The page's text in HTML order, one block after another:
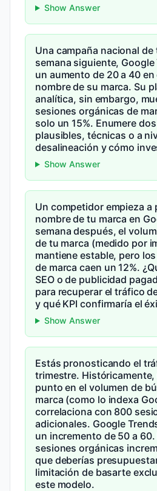
Show Answer
Una campaña nacional de
semana siguiente,
un aumento de 20 a 40
nombre de su marca. Su
analítica, sin embargo,
sesiones orgánicas de
solo un 15%. Enumere
plausibles, técnicas o a
desalineación y cómo
Show Answer
Un competidor empieza a
nombre de tu marca en
semana después, el
de tu marca (medido por
mantiene estable, pero
de marca caen un 12%.
SEO o de publicidad
para recuperar el tráfico
y qué KPI confirmaría el
Show Answer
Estás pronosticando el
trimestre. Históricamente,
punto en el volumen de
marca (como lo indexa
correlaciona con 800
adicionales. Google
un incremento de 50 a 60.
sesiones orgánicas
que deberías
limitación de basarte
este modelo.